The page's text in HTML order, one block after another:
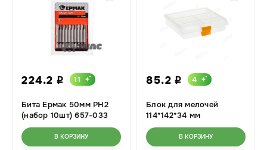
224.2 i 11
Бита Ермак 50мм РН2
(набор 10шт) 657-033
х120
В КОРЗИНУ
85.2 i 4
Блок для мелочей
114*142*34 мм
(прозрачный) (M2950C)
IDEA
В КОРЗИНУ